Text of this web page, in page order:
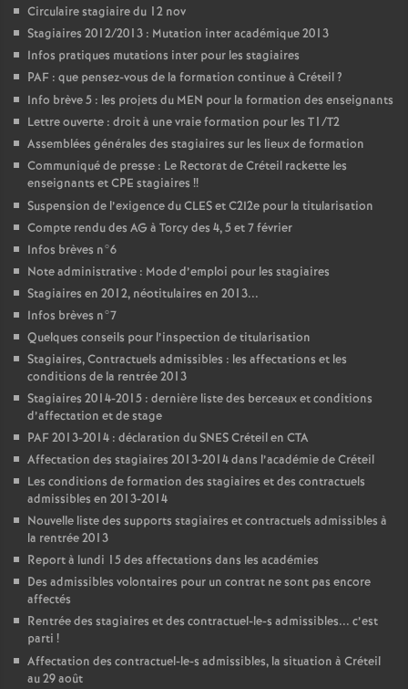
Circulaire stagiaire du 12 nov
Stagiaires 2012/2013 : Mutation inter académique 2013
Infos pratiques mutations inter pour les stagiaires
PAF : que pensez-vous de la formation continue à Créteil?
Info brève 5 : les projets du MEN pour la formation des enseignants
Lettre ouverte : droit à une vraie formation pour les T1/T2
Assemblées générales des stagiaires sur les lieux de formation
Communiqué de presse : Le Rectorat de Créteil rackette les
enseignants etCPE stagiaires !!
Suspension de l’exigence duCLESet C2I2e pour la titularisation
Compte rendu des AG à Torcy des 4, 5 et 7 février
Infos brèves n°6
Note administrative : Mode d’emploi pour les stagiaires
Stagiaires en 2012, néotitulaires en 2013...
Infos brèves n°7
Quelques conseils pour l’inspection de titularisation
Stagiaires, Contractuels admissibles : les affectations et les
conditions de la rentrée 2013
Stagiaires 2014-2015 : dernière liste des berceaux et conditions
d’affectation et de stage
PAF2013-2014 : déclaration duSNESCréteil en CTA
Affectation des stagiaires 2013-2014 dans l’académie de Créteil
Les conditions de formation des stagiaires et des contractuels
admissibles en 2013-2014
Nouvelle liste des supports stagiaires et contractuels admissibles à
la rentrée 2013
Report à lundi 15 des affectations dans les académies
Des admissibles volontaires pour un contrat ne sont pas encore
affectés
Rentrée des stagiaires et des contractuel-le-s admissibles... c’est
parti !
Affectation des contractuel-le-s admissibles, la situation à Créteil
au 29 août